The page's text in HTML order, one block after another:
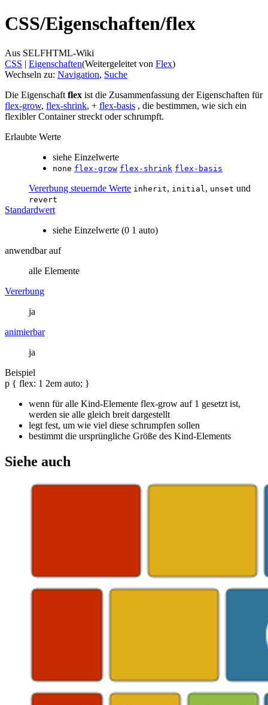
CSS/Eigenschaften/flex
Aus SELFHTML-Wiki
CSS ‎ | Eigenschaften(Weitergeleitet von Flex)
Wechseln zu: Navigation, Suche
Die Eigenschaft flex ist die Zusammenfassung der Eigenschaften für
flex-grow, flex-shrink, + flex-basis , die bestimmen, wie sich ein
flexibler Container streckt oder schrumpft.
Erlaubte Werte
siehe Einzelwerte
none flex-grow flex-shrink flex-basis
Vererbung steuernde Werte inherit, initial , unset und
revert
Standardwert
siehe Einzelwerte (0 1 auto)
anwendbar auf
alle Elemente
Vererbung
ja
animierbar
ja
Beispiel
p { flex: 1 2em auto; }
wenn für alle Kind-Elemente flex-grow auf 1 gesetzt ist,
werden sie alle gleich breit dargestellt
legt fest, um wie viel diese schrumpfen sollen
bestimmt die ursprüngliche Größe des Kind-Elements
Siehe auch